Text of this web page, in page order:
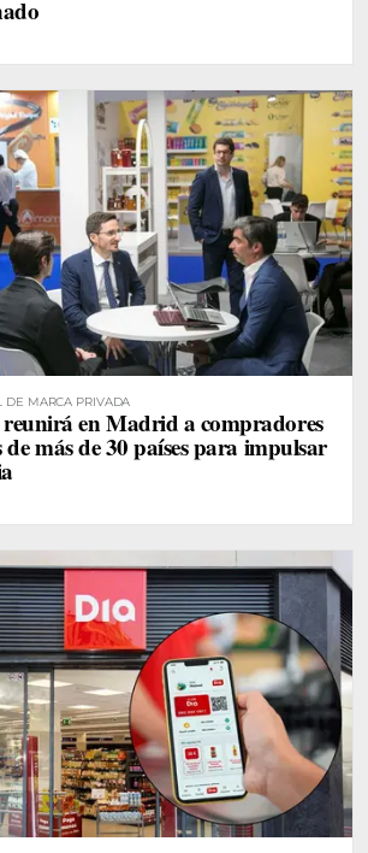
DE MARCA PRIVADA
en Madrid a compradores
más de 30 países para impulsar